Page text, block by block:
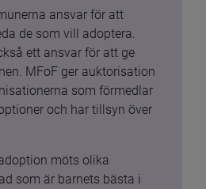
ansvar för att
de som vill adoptera.
ett ansvar för att ge
MFoF ger auktorisation
som förmedlar
och har tillsyn över
möts olika
som är barnets bästa i